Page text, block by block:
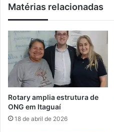
o
r
m
S
e
o
p
é
d
ê
n
a
d
e
u
s
Matérias relacionadas
Rotary amplia estrutura de
ONG em Itaguaí
18 de abril de 2026